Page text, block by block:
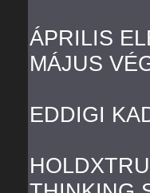
ÁPRILIS
MÁJUS
EDDIGI